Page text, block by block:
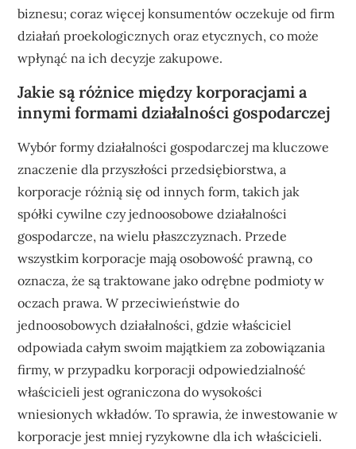
biznesu; coraz więcej konsumentów oczekuje od firm
działań proekologicznych oraz etycznych, co może
wpłynąć na ich decyzje zakupowe.
Jakie są różnice między korporacjami a
innymi formami działalności gospodarczej
Wybór formy działalności gospodarczej ma kluczowe
znaczenie dla przyszłości przedsiębiorstwa, a
korporacje różnią się od innych form, takich jak
spółki cywilne czy jednoosobowe działalności
gospodarcze, na wielu płaszczyznach. Przede
wszystkim korporacje mają osobowość prawną, co
oznacza, że są traktowane jako odrębne podmioty w
oczach prawa. W przeciwieństwie do
jednoosobowych działalności, gdzie właściciel
odpowiada całym swoim majątkiem za zobowiązania
firmy, w przypadku korporacji odpowiedzialność
właścicieli jest ograniczona do wysokości
wniesionych wkładów. To sprawia, że inwestowanie w
korporacje jest mniej ryzykowne dla ich właścicieli.